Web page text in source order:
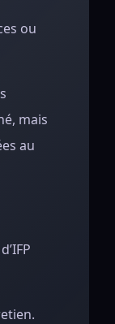
ou
mais
au